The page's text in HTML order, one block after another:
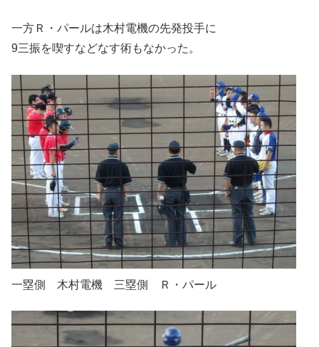
一方Ｒ・パールは木村電機の先発投手に
9三振を喫すなどなす術もなかった。
一塁側 木村電機 三塁側 Ｒ・パール